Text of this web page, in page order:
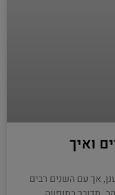
ואיך
אך עם השנים רבים